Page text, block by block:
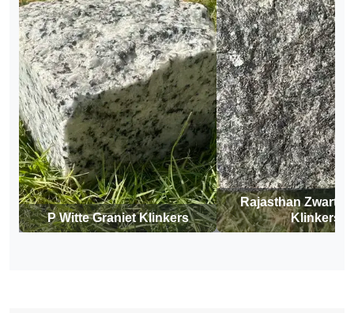
P Witte Graniet Klinkers
Rajasthan Zwarte
Klinkers